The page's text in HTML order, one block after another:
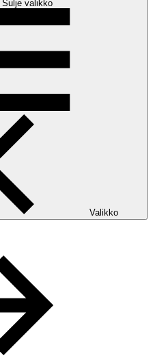
Sulje valikko
Valikko